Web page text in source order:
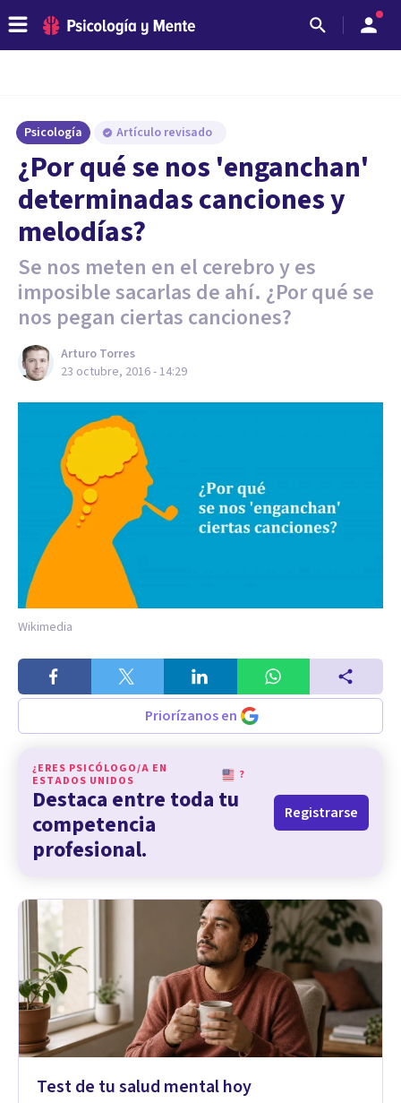
Psicología Artículo revisado
​¿Por qué se nos 'enganchan'
determinadas canciones y
melodías?
Se nos meten en el cerebro y es
imposible sacarlas de ahí. ¿Por qué se
nos pegan ciertas canciones?
Arturo Torres
23 octubre, 2016 - 14:29
Wikimedia
Priorízanos en
¿ERES PSICÓLOGO/A EN
ESTADOS UNIDOS
?
Destaca entre toda tu
competencia
profesional.
Registrarse
Test de tu salud mental hoy